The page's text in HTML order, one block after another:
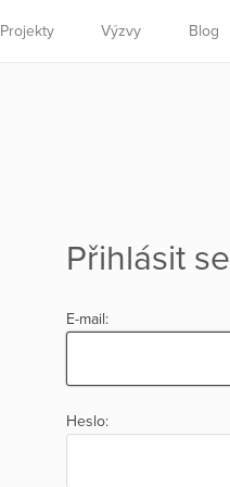
Projekty Výzvy Blog
Přihlásit se
E-mail:
Heslo: